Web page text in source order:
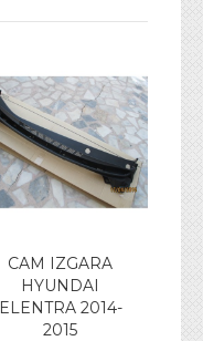
CAM IZGARA
HYUNDAI
ELENTRA 2014-
2015